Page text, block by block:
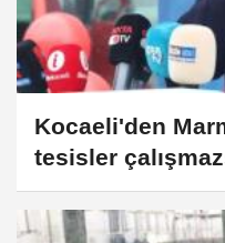
Kocaeli'den
tesisler
ölüm!